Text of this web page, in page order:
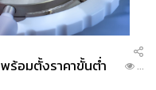
พร้อมตั้งราคาขั้นต่ำ
...